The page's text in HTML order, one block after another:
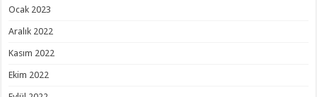
Ocak 2023
Aralık 2022
Kasım 2022
Ekim 2022